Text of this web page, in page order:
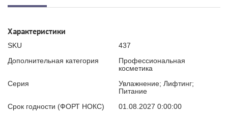
Характеристики
SKU
437
Дополнительная категория
Профессиональная
косметика
Серия
Увлажнение; Лифтинг;
Питание
Срок годности (ФОРТ НОКС)
01.08.2027 0:00:00